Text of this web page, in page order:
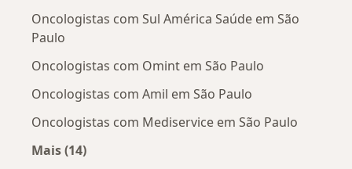
Oncologistas com Sul América Saúde em São
Paulo
Oncologistas com Omint em São Paulo
Oncologistas com Amil em São Paulo
Oncologistas com Mediservice em São Paulo
Mais (14)